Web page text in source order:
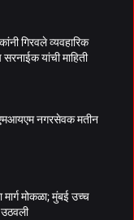
गिरवले व्यवहारिक
यांची माहिती
नगरसेवक मतीन
मोकळा; मुंबई उच्च
उठवली